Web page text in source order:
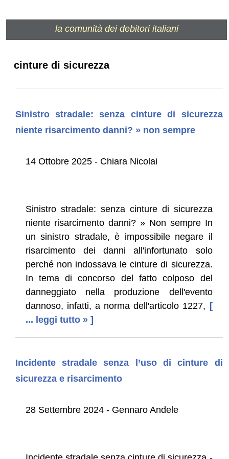
la comunità dei debitori italiani
cinture di sicurezza
Sinistro stradale: senza cinture di sicurezza
niente risarcimento danni? » non sempre
14 Ottobre 2025 - Chiara Nicolai
Sinistro stradale: senza cinture di sicurezza
niente risarcimento danni? » Non sempre In
un sinistro stradale, è impossibile negare il
risarcimento dei danni all'infortunato solo
perché non indossava le cinture di sicurezza.
In tema di concorso del fatto colposo del
danneggiato nella produzione dell'evento
dannoso, infatti, a norma dell'articolo 1227, [
... leggi tutto » ]
Incidente stradale senza l’uso di cinture di
sicurezza e risarcimento
28 Settembre 2024 - Gennaro Andele